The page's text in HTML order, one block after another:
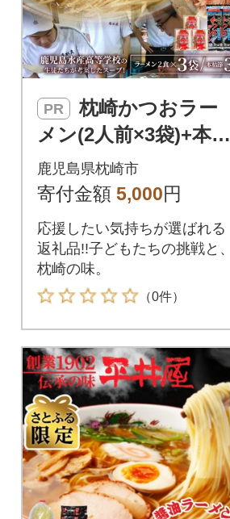
PR
枕崎かつおラー
メン(2人前×3袋)+本枯
節フタマルパック(3P)
和風しお味 スープ付
鹿児島県枕崎市
寄付金額 5,000円
応援したい気持ちが選ばれる
返礼品!!子どもたちの挑戦と、
枕崎の味。
（0件）